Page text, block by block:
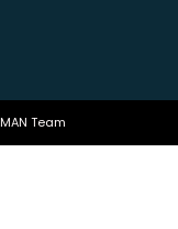
Team